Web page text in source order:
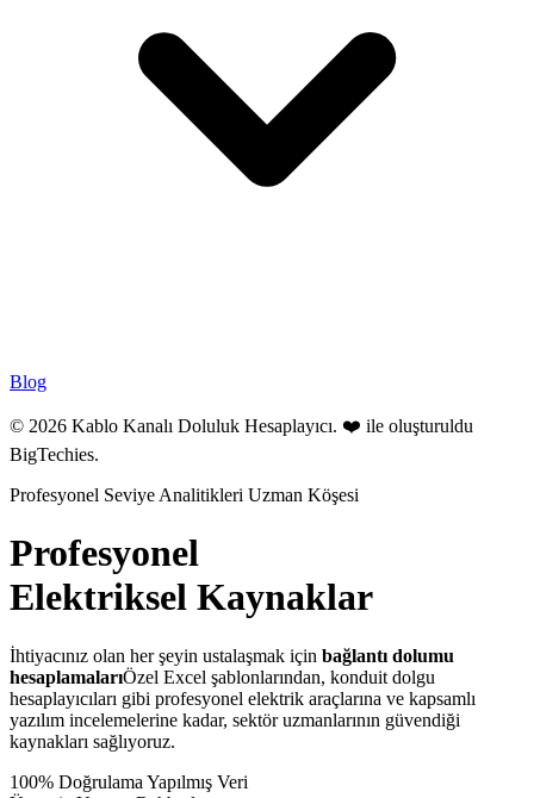
Blog
© 2026 Kablo Kanalı Doluluk Hesaplayıcı. ❤️ ile oluşturuldu
BigTechies.
Profesyonel Seviye Analitikleri Uzman Köşesi
Profesyonel
Elektriksel Kaynaklar
İhtiyacınız olan her şeyin ustalaşmak için bağlantı dolumu
hesaplamalarıÖzel Excel şablonlarından, konduit dolgu
hesaplayıcıları gibi profesyonel elektrik araçlarına ve kapsamlı
yazılım incelemelerine kadar, sektör uzmanlarının güvendiği
kaynakları sağlıyoruz.
100% Doğrulama Yapılmış Veri